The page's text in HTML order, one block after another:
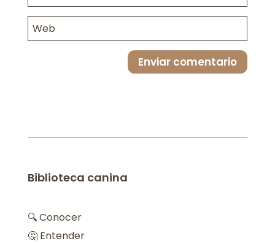
Enviar comentario
Biblioteca canina
🔍 Conocer
🤔 Entender